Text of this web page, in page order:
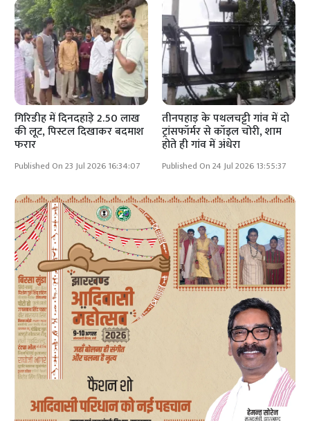
गिरिडीह में दिनदहाड़े 2.50 लाख
की लूट, पिस्टल दिखाकर बदमाश
फरार
Published On 23 Jul 2026 16:34:07
तीनपहाड़ के पथलचट्टी गांव में दो
ट्रांसफॉर्मर से कॉइल चोरी, शाम
होते ही गांव में अंधेरा
Published On 24 Jul 2026 13:55:37